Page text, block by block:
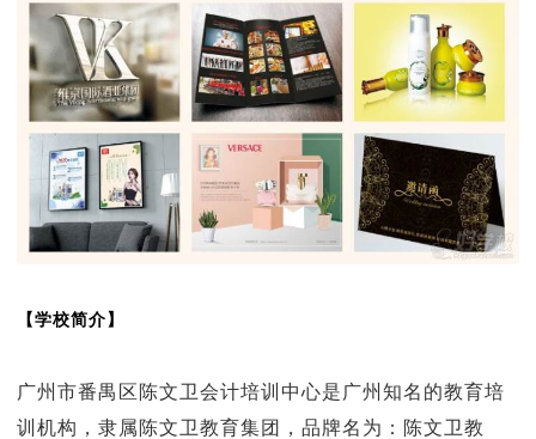
【学校简介】
广州市番禺区陈文卫会计培训中心是广州知名的教育培
训机构，隶属陈文卫教育集团，品牌名为：陈文卫教